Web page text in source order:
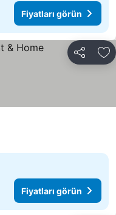
Fiyatları görün
Paylaş
Fiyatları görün